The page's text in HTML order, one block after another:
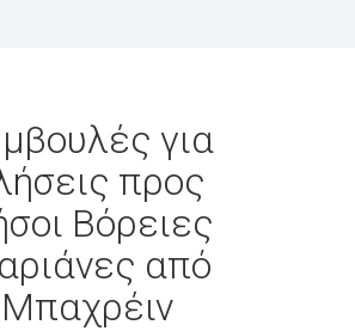
για
προς
Βόρειες
από
Μπαχρέιν